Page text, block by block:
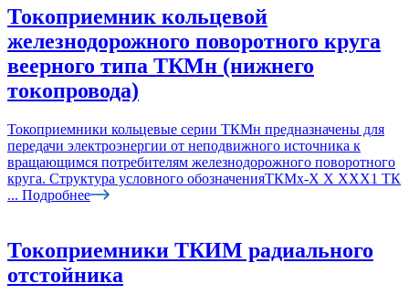
Токоприемник кольцевой
железнодорожного поворотного круга
веерного типа ТКМн (нижнего
токопровода)
Токоприемники кольцевые серии ТКМн предназначены для
передачи электроэнергии от неподвижного источника к
вращающимся потребителям железнодорожного поворотного
круга. Структура условного обозначенияТКМх-Х Х ХХХ1 ТК
... Подробнее
Токоприемники ТКИМ радиального
отстойника